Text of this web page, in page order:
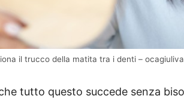
il trucco della matita tra i denti –
tutto questo succede senza